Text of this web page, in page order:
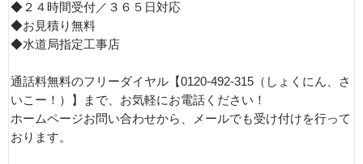
◆２４時間受付／３６５日対応
◆お見積り無料
◆水道局指定工事店
通話料無料のフリーダイヤル【0120-492-315（しょくにん、さ
いこー！）】まで、お気軽にお電話ください！
ホームページお問い合わせから、メールでも受け付けを行って
おります。